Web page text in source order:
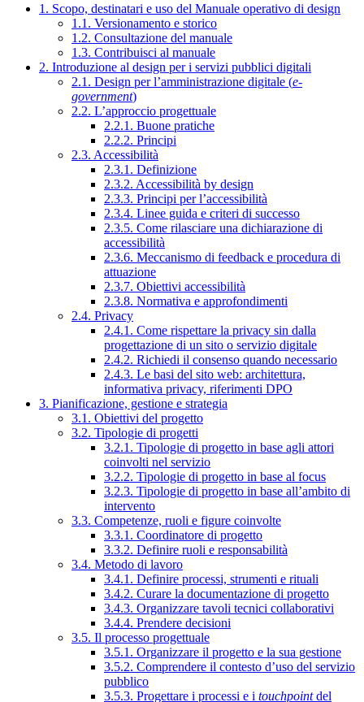
1. Scopo, destinatari e uso del Manuale operativo di design
1.1. Versionamento e storico
1.2. Consultazione del manuale
1.3. Contribuisci al manuale
2. Introduzione al design per i servizi pubblici digitali
2.1. Design per l’amministrazione digitale (e-
government)
2.2. L’approccio progettuale
2.2.1. Buone pratiche
2.2.2. Principi
2.3. Accessibilità
2.3.1. Definizione
2.3.2. Accessibilità by design
2.3.3. Principi per l’accessibilità
2.3.4. Linee guida e criteri di successo
2.3.5. Come rilasciare una dichiarazione di
accessibilità
2.3.6. Meccanismo di feedback e procedura di
attuazione
2.3.7. Obiettivi accessibilità
2.3.8. Normativa e approfondimenti
2.4. Privacy
2.4.1. Come rispettare la privacy sin dalla
progettazione di un sito o servizio digitale
2.4.2. Richiedi il consenso quando necessario
2.4.3. Le basi del sito web: architettura,
informativa privacy, riferimenti DPO
3. Pianificazione, gestione e strategia
3.1. Obiettivi del progetto
3.2. Tipologie di progetti
3.2.1. Tipologie di progetto in base agli attori
coinvolti nel servizio
3.2.2. Tipologie di progetto in base al focus
3.2.3. Tipologie di progetto in base all’ambito di
intervento
3.3. Competenze, ruoli e figure coinvolte
3.3.1. Coordinatore di progetto
3.3.2. Definire ruoli e responsabilità
3.4. Metodo di lavoro
3.4.1. Definire processi, strumenti e rituali
3.4.2. Curare la documentazione di progetto
3.4.3. Organizzare tavoli tecnici collaborativi
3.4.4. Prendere decisioni
3.5. Il processo progettuale
3.5.1. Organizzare il progetto e la sua gestione
3.5.2. Comprendere il contesto d’uso del servizio
pubblico
3.5.3. Progettare i processi e i touchpointdel